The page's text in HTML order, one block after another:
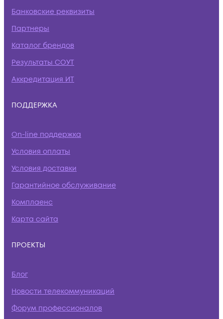
Банковские реквизиты
Партнеры
Каталог брендов
Результаты СОУТ
Аккредитация ИТ
ПОДДЕРЖКА
On-line поддержка
Условия оплаты
Условия доставки
Гарантийное обслуживание
Комплаенс
Карта сайта
ПРОЕКТЫ
Блог
Новости телекоммуникаций
Форум профессионалов